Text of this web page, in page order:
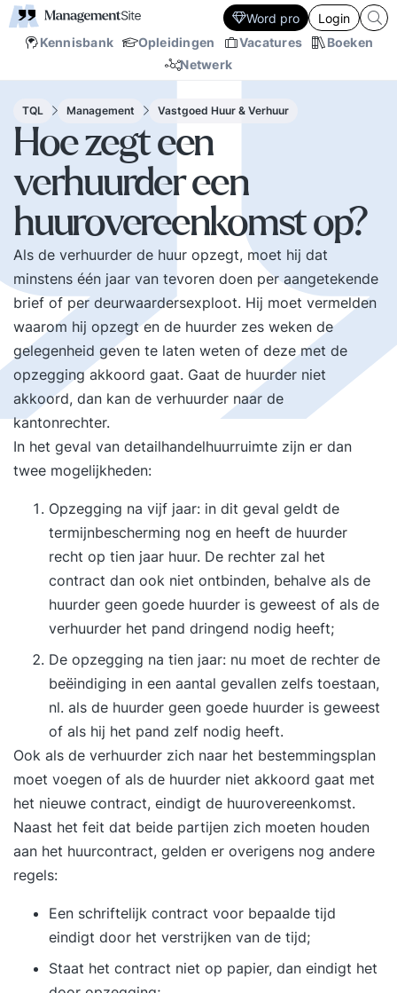
Kennisbank Opleidingen Vacatures
Boeken
Netwerk
Word pro Login
TQL Management Vastgoed Huur & Verhuur
Hoe zegt een
verhuurder een
huurovereenkomst op?
Als de verhuurder de huur opzegt, moet hij dat
minstens één jaar van tevoren doen per aangetekende
brief of per deurwaardersexploot. Hij moet vermelden
waarom hij opzegt en de huurder zes weken de
gelegenheid geven te laten weten of deze met de
opzegging akkoord gaat. Gaat de huurder niet
akkoord, dan kan de verhuurder naar de
kantonrechter.
In het geval van detailhandelhuurruimte zijn er dan
twee mogelijkheden:
Opzegging na vijf jaar: in dit geval geldt de
termijnbescherming nog en heeft de huurder
recht op tien jaar huur. De rechter zal het
contract dan ook niet ontbinden, behalve als de
huurder geen goede huurder is geweest of als de
verhuurder het pand dringend nodig heeft;
De opzegging na tien jaar: nu moet de rechter de
beëindiging in een aantal gevallen zelfs toestaan,
nl. als de huurder geen goede huurder is geweest
of als hij het pand zelf nodig heeft.
Ook als de verhuurder zich naar het bestemmingsplan
moet voegen of als de huurder niet akkoord gaat met
het nieuwe contract, eindigt de huurovereenkomst.
Naast het feit dat beide partijen zich moeten houden
aan het huurcontract, gelden er overigens nog andere
regels:
Een schriftelijk contract voor bepaalde tijd
eindigt door het verstrijken van de tijd;
Staat het contract niet op papier, dan eindigt het